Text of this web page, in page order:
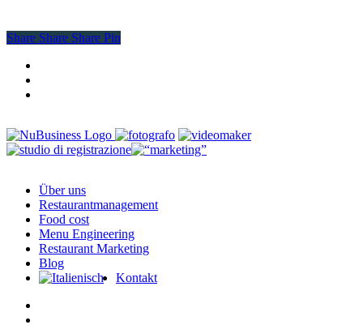
Share
Share Share Share Pin
Close
Menu
Über uns
Restaurantmanagement
Food cost
Menu Engineering
Restaurant Marketing
Blog
Kontakt